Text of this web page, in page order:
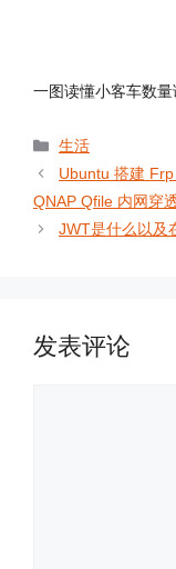
一图读懂小客车数量
分
类
生活
Ubuntu 搭建
QNAP Qfile 内网穿
JWT是什么以及
发表评论